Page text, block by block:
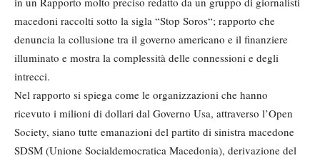
macedoni raccolti sotto la sigla “Stop Soros“; rapporto che
denuncia la collusione tra il governo americano e il finanziere
illuminato e mostra la complessità delle connessioni e degli
intrecci.
Nel rapporto si spiega come le organizzazioni che hanno
ricevuto i milioni di dollari dal Governo Usa, attraverso l’Open
Society, siano tutte emanazioni del partito di sinistra macedone
SDSM (Unione Socialdemocratica Macedonia), derivazione del